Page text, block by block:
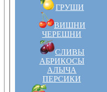
ГРУШИ
ВИШНИ
ЧЕРЕШНИ
СЛИВЫ
АБРИКОСЫ
АЛЫЧА
ПЕРСИКИ